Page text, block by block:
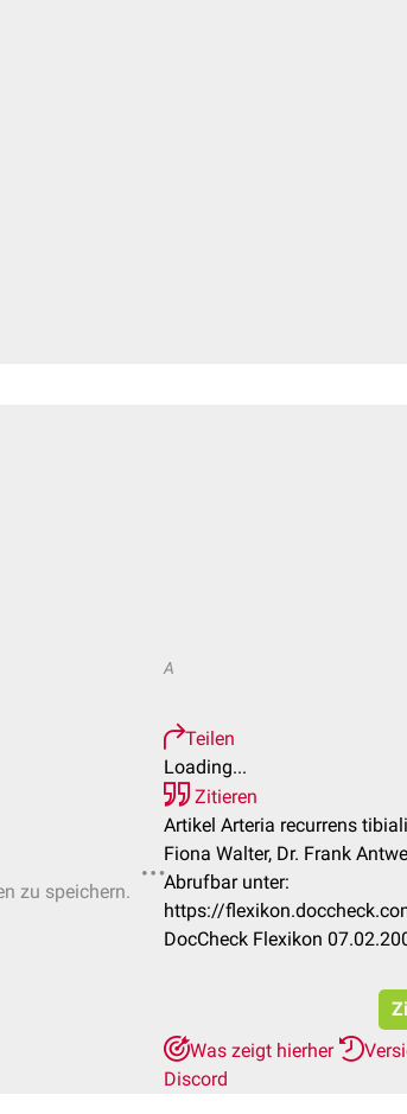
zu speichern.
A
Teilen
Loading...
Zitieren
Artikel Arteria recurrens
Fiona Walter, Dr. Frank
Abrufbar unter:
https://
DocCheck Flexikon
Was zeigt hierher
Discord